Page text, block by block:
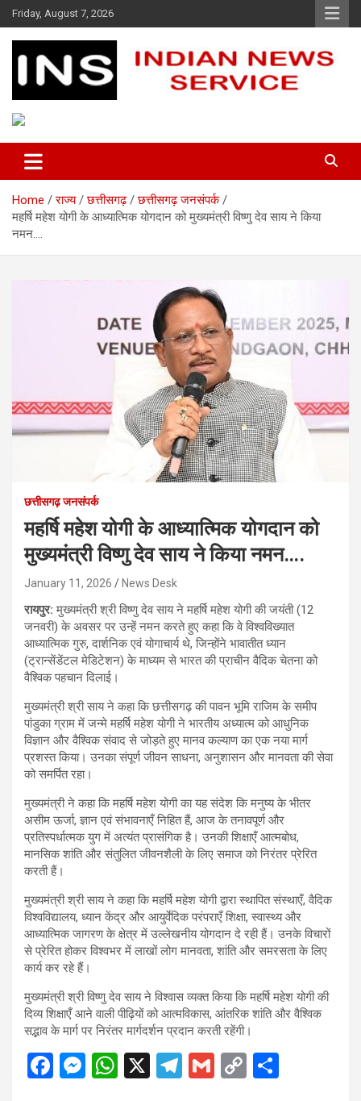
Skip
to
content
Friday, August 7, 2026
Indian News Service
Home राज्य छत्तीसगढ़
छत्तीसगढ़ जनसंपर्क
महर्षि महेश योगी के आध्यात्मिक योगदान को मुख्यमंत्री विष्णु देव साय ने किया
नमन….
छत्तीसगढ़ जनसंपर्क
महर्षि महेश योगी के आध्यात्मिक योगदान को
मुख्यमंत्री विष्णु देव साय ने किया नमन….
January 11, 2026 News Desk
रायपुर:मुख्यमंत्री श्री विष्णु देव साय ने महर्षि महेश योगी की जयंती (12
जनवरी) के अवसर पर उन्हें नमन करते हुए कहा कि वे विश्वविख्यात
आध्यात्मिक गुरु, दार्शनिक एवं योगाचार्य थे, जिन्होंने भावातीत ध्यान
(ट्रान्सेंडेंटल मेडिटेशन) के माध्यम से भारत की प्राचीन वैदिक चेतना को
वैश्विक पहचान दिलाई।
मुख्यमंत्री श्री साय ने कहा कि छत्तीसगढ़ की पावन भूमि राजिम के समीप
पांडुका ग्राम में जन्मे महर्षि महेश योगी ने भारतीय अध्यात्म को आधुनिक
विज्ञान और वैश्विक संवाद से जोड़ते हुए मानव कल्याण का एक नया मार्ग
प्रशस्त किया। उनका संपूर्ण जीवन साधना, अनुशासन और मानवता की सेवा
को समर्पित रहा।
मुख्यमंत्री ने कहा कि महर्षि महेश योगी का यह संदेश कि मनुष्य के भीतर
असीम ऊर्जा, ज्ञान एवं संभावनाएँ निहित हैं, आज के तनावपूर्ण और
प्रतिस्पर्धात्मक युग में अत्यंत प्रासंगिक है। उनकी शिक्षाएँ आत्मबोध,
मानसिक शांति और संतुलित जीवनशैली के लिए समाज को निरंतर प्रेरित
करती हैं।
मुख्यमंत्री श्री साय ने कहा कि महर्षि महेश योगी द्वारा स्थापित संस्थाएँ, वैदिक
विश्वविद्यालय, ध्यान केंद्र और आयुर्वेदिक परंपराएँ शिक्षा, स्वास्थ्य और
आध्यात्मिक जागरण के क्षेत्र में उल्लेखनीय योगदान दे रही हैं। उनके विचारों
से प्रेरित होकर विश्वभर में लाखों लोग मानवता, शांति और समरसता के लिए
कार्य कर रहे हैं।
मुख्यमंत्री श्री विष्णु देव साय ने विश्वास व्यक्त किया कि महर्षि महेश योगी की
दिव्य शिक्षाएँ आने वाली पीढ़ियों को आत्मविकास, आंतरिक शांति और वैश्विक
सद्भाव के मार्ग पर निरंतर मार्गदर्शन प्रदान करती रहेंगी।
F
M W X
T
G
C